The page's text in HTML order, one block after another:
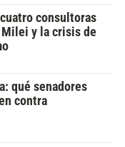
consultoras
y la crisis de
qué senadores
contra